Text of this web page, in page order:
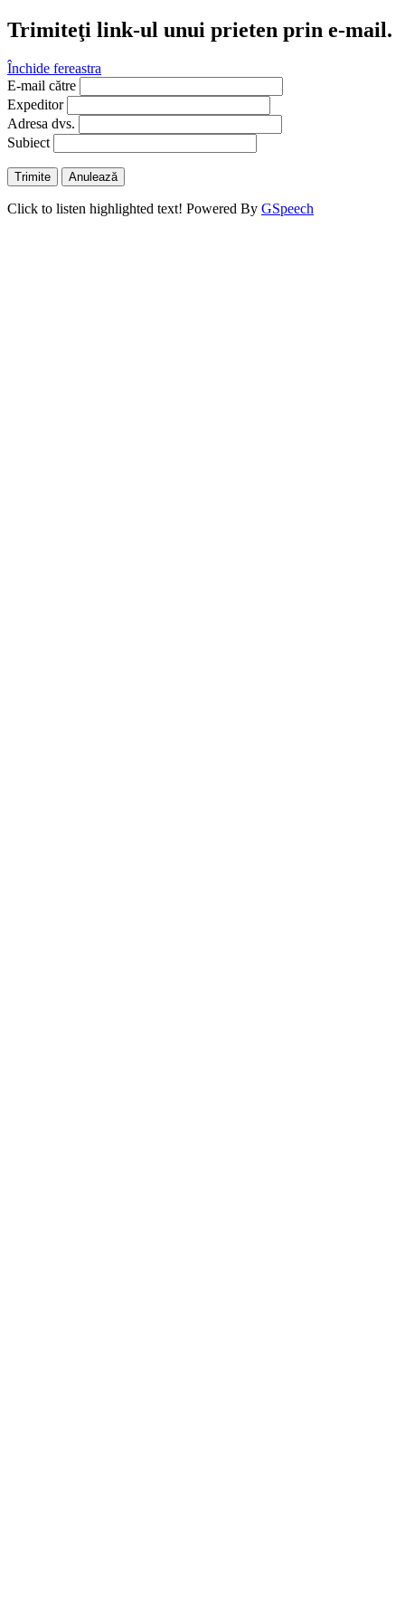
Trimiteţi link-ul unui prieten prin e-mail.
Închide fereastra
E-mail către
Expeditor
Adresa dvs.
Subiect
Trimite Anulează
Click to listen highlighted text! Powered By GSpeech